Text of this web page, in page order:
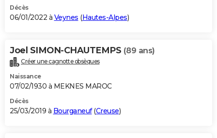
Décès
06/01/2022 à Veynes (Hautes-Alpes)
Joel SIMON-CHAUTEMPS (89 ans)
Créer une cagnotte obsèques
Naissance
07/02/1930 à MEKNES MAROC
Décès
25/03/2019 à Bourganeuf(Creuse)